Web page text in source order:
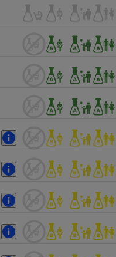
induction
Ventilateur
Téléphone mobile -
Smartphone
Antivirus
Climatiseur -
Ventilateur